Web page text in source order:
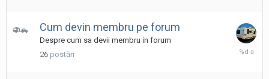
Cum devin membru pe forum
Despre cum sa devii membru in forum
26 postări
6